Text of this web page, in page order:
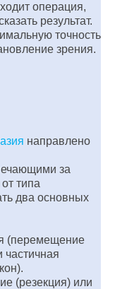
операция,
результат.
точность
зрения.
направлено
за
типа
два основных
(перемещение
(резекция) или